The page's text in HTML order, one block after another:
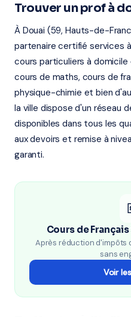
Trouver un prof à
À Douai (59, Hauts-de-
partenaire certifié services
cours particuliers à
cours de maths, cours de
physique-chimie et bien
la ville dispose d'un réseau
disponibles dans tous les
aux devoirs et remise à
garanti.
Cours de
Après réduction d'impôts
sans
Voir